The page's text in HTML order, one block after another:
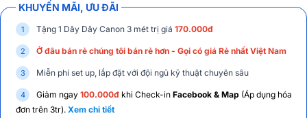
KHUYẾN MÃI, ƯU ĐÃI
Tặng 1 Dây Dây Canon 3 mét trị giá 170.000đ
Ở đâu bán rẻ chúng tôi bán rẻ hơn - Gọi có giá Rẻ nhất Việt Nam
Miễn phí set up, lắp đặt với đội ngũ kỹ thuật chuyên sâu
Giảm ngay 100.000đ khi Check-in Facebook & Map (Áp dụng hóa
đơn trên 3tr). Xem chi tiết